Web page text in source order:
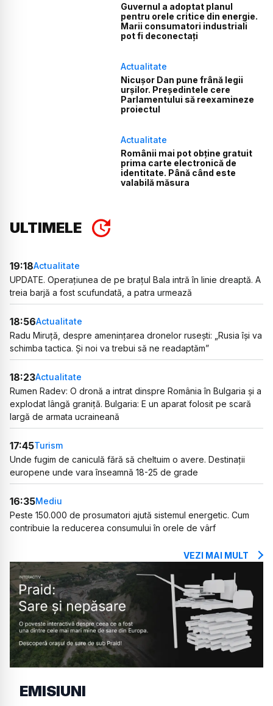
Guvernul a adoptat planul
pentru orele critice din energie.
Marii consumatori industriali
pot fi deconectați
Actualitate
Nicușor Dan pune frână legii
urșilor. Președintele cere
Parlamentului să reexamineze
proiectul
Actualitate
Românii mai pot obține gratuit
prima carte electronică de
identitate. Până când este
valabilă măsura
ULTIMELE
19:18Actualitate
UPDATE. Operațiunea de pe brațul Bala intră în linie dreaptă. A
treia barjă a fost scufundată, a patra urmează
18:56Actualitate
Radu Miruță, despre amenințarea dronelor rusești: „Rusia își va
schimba tactica. Și noi va trebui să ne readaptăm”
18:23Actualitate
Rumen Radev: O dronă a intrat dinspre România în Bulgaria și a
explodat lângă graniță. Bulgaria: E un aparat folosit pe scară
largă de armata ucraineană
17:45Turism
Unde fugim de caniculă fără să cheltuim o avere. Destinații
europene unde vara înseamnă 18-25 de grade
16:35Mediu
Peste 150.000 de prosumatori ajută sistemul energetic. Cum
contribuie la reducerea consumului în orele de vârf
VEZI MAI MULT
EMISIUNI